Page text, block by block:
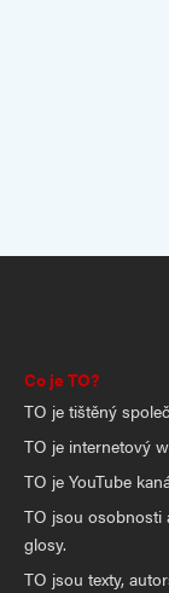
Co je TO?
TO je tištěný
TO je internetový
TO je YouTube
TO jsou osobnosti
glosy.
TO jsou texty,